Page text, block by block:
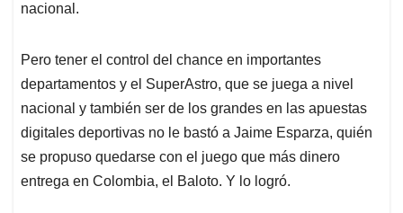
nacional.
Pero tener el control del chance en importantes
departamentos y el SuperAstro, que se juega a nivel
nacional y también ser de los grandes en las apuestas
digitales deportivas no le bastó a Jaime Esparza, quién
se propuso quedarse con el juego que más dinero
entrega en Colombia, el Baloto. Y lo logró.